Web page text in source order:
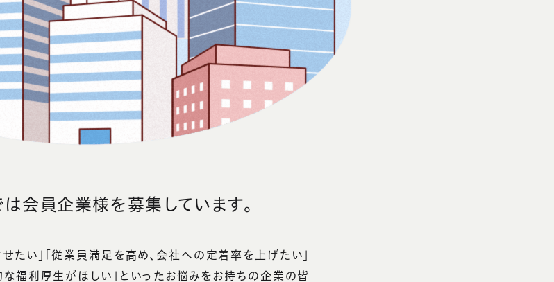
は会員企業様を募集しています。
せたい」「従業員満足を高め、会社への定着率を上げたい」
な福利厚生がほしい」といったお悩みをお持ちの企業の皆